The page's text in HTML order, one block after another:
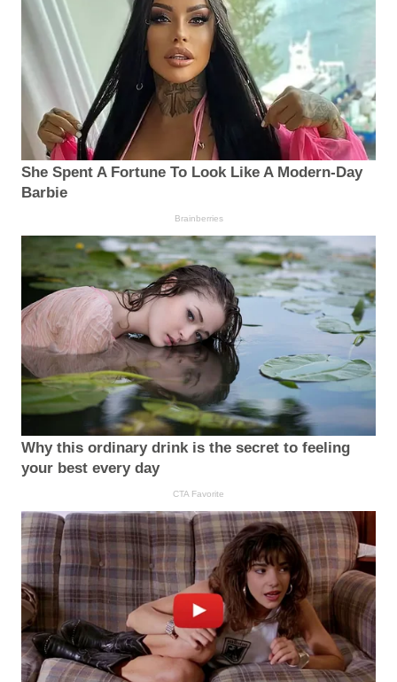
She Spent A Fortune To Look Like A Modern-Day
Barbie
Brainberries
Why this ordinary drink is the secret to feeling
your best every day
CTA Favorite